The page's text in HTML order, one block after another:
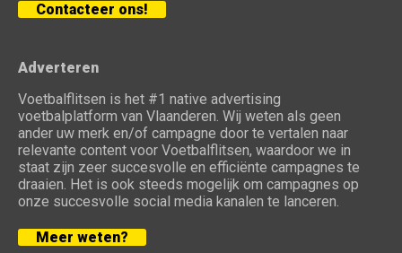
Contacteer ons!
Adverteren
Voetbalflitsen is het #1 native advertising
voetbalplatform van Vlaanderen. Wij weten als geen
ander uw merk en/of campagne door te vertalen naar
relevante content voor Voetbalflitsen, waardoor we in
staat zijn zeer succesvolle en efficiënte campagnes te
draaien. Het is ook steeds mogelijk om campagnes op
onze succesvolle social media kanalen te lanceren.
Meer weten?